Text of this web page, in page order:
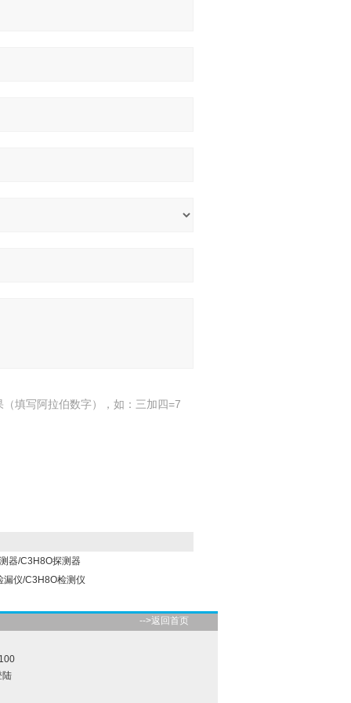
（填写阿拉伯数字），如：三加四=7
器/C3H8O探测器
漏仪/C3H8O检测仪
-->返回首页
陆